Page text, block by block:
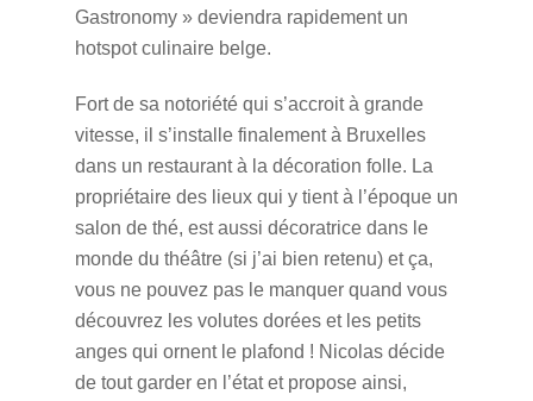
Gastronomy » deviendra rapidement un
hotspot culinaire belge.
Fort de sa notoriété qui s’accroit à grande
vitesse, il s’installe finalement à Bruxelles
dans un restaurant à la décoration folle. La
propriétaire des lieux qui y tient à l’époque un
salon de thé, est aussi décoratrice dans le
monde du théâtre (si j’ai bien retenu) et ça,
vous ne pouvez pas le manquer quand vous
découvrez les volutes dorées et les petits
anges qui ornent le plafond ! Nicolas décide
de tout garder en l’état et propose ainsi,